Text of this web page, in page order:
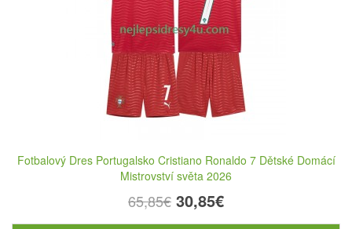
Fotbalový Dres Portugalsko Cristiano Ronaldo 7 Dětské Domácí
Mistrovství světa 2026
65,85€ 30,85€